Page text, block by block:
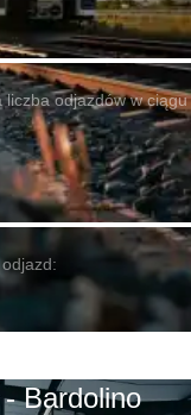
liczba odjazdów w ciągu
Bardolino